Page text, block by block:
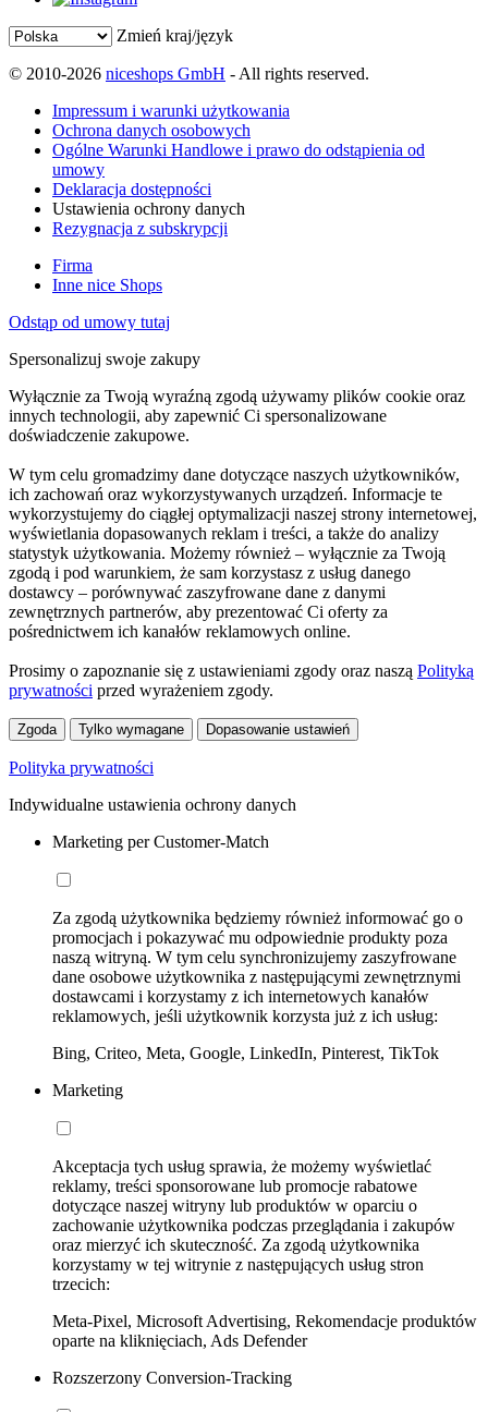
Zmień kraj/język
© 2010-2026 niceshops GmbH - All rights reserved.
Impressum i warunki użytkowania
Ochrona danych osobowych
Ogólne Warunki Handlowe i prawo do odstąpienia od
umowy
Deklaracja dostępności
Ustawienia ochrony danych
Rezygnacja z subskrypcji
Firma
Inne nice Shops
Odstąp od umowy tutaj
Spersonalizuj swoje zakupy
Wyłącznie za Twoją wyraźną zgodą używamy plików cookie oraz
innych technologii, aby zapewnić Ci spersonalizowane
doświadczenie zakupowe.
W tym celu gromadzimy dane dotyczące naszych użytkowników,
ich zachowań oraz wykorzystywanych urządzeń. Informacje te
wykorzystujemy do ciągłej optymalizacji naszej strony internetowej,
wyświetlania dopasowanych reklam i treści, a także do analizy
statystyk użytkowania. Możemy również – wyłącznie za Twoją
zgodą i pod warunkiem, że sam korzystasz z usług danego
dostawcy – porównywać zaszyfrowane dane z danymi
zewnętrznych partnerów, aby prezentować Ci oferty za
pośrednictwem ich kanałów reklamowych online.
Prosimy o zapoznanie się z ustawieniami zgody oraz naszą Polityką
prywatności przed wyrażeniem zgody.
Zgoda Tylko wymagane Dopasowanie ustawień
Polityka prywatności
Indywidualne ustawienia ochrony danych
Marketing per Customer-Match
Za zgodą użytkownika będziemy również informować go o
promocjach i pokazywać mu odpowiednie produkty poza
naszą witryną. W tym celu synchronizujemy zaszyfrowane
dane osobowe użytkownika z następującymi zewnętrznymi
dostawcami i korzystamy z ich internetowych kanałów
reklamowych, jeśli użytkownik korzysta już z ich usług:
Bing, Criteo, Meta, Google, LinkedIn, Pinterest, TikTok
Marketing
Akceptacja tych usług sprawia, że możemy wyświetlać
reklamy, treści sponsorowane lub promocje rabatowe
dotyczące naszej witryny lub produktów w oparciu o
zachowanie użytkownika podczas przeglądania i zakupów
oraz mierzyć ich skuteczność. Za zgodą użytkownika
korzystamy w tej witrynie z następujących usług stron
trzecich:
Meta-Pixel, Microsoft Advertising, Rekomendacje produktów
oparte na kliknięciach, Ads Defender
Rozszerzony Conversion-Tracking